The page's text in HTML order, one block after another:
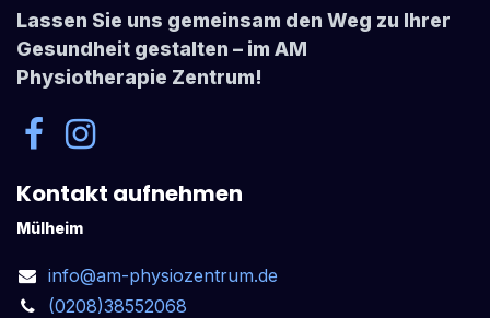
Lassen Sie uns gemeinsam den Weg zu Ihrer
Gesundheit gestalten – im AM
Physiotherapie Zentrum!
Kontakt aufnehmen
Mülheim
info@am-physiozentrum.de
(0208)38552068